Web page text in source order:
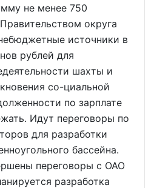
не менее 750
округа
источники в
рублей для
шахты и
со-циальной
по зарплате
Идут переговоры по
для разработки
бассейна.
переговоры с ОАО
разработка